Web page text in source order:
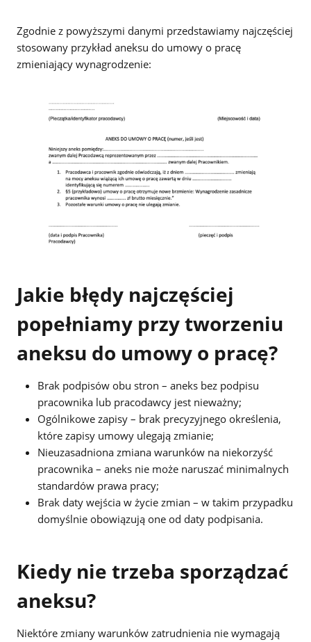
Zgodnie z powyższymi danymi przedstawiamy najczęściej
stosowany przykład aneksu do umowy o pracę
zmieniający wynagrodzenie:
Jakie błędy najczęściej
popełniamy przy tworzeniu
aneksu do umowy o pracę?
Brak podpisów obu stron – aneks bez podpisu
pracownika lub pracodawcy jest nieważny;
Ogólnikowe zapisy – brak precyzyjnego określenia,
które zapisy umowy ulegają zmianie;
Nieuzasadniona zmiana warunków na niekorzyść
pracownika – aneks nie może naruszać minimalnych
standardów prawa pracy;
Brak daty wejścia w życie zmian – w takim przypadku
domyślnie obowiązują one od daty podpisania.
Kiedy nie trzeba sporządzać
aneksu?
Niektóre zmiany warunków zatrudnienia nie wymagają